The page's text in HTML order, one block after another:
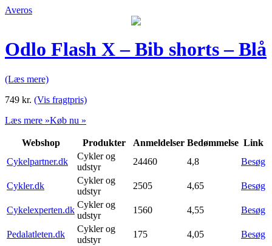
Averos
Odlo Flash X – Bib shorts – Blå
(Læs mere)
749 kr. (Vis fragtpris)
Læs mere »Køb nu »
Webshop Produkter Anmeldelser Bedømmelse Link
Cykelpartner.dk
Cykler og
udstyr
24460 4,8 Besøg
Cykler.dk
Cykler og
udstyr
2505 4,65 Besøg
Cykelexperten.dk
Cykler og
udstyr
1560 4,55 Besøg
Pedalatleten.dk
Cykler og
udstyr
175 4,05
Besøg